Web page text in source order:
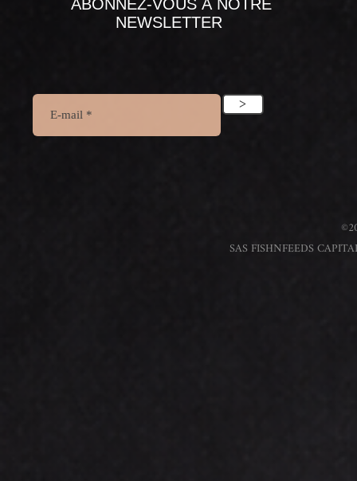
ABONNEZ-VOUS À NOTRE
NEWSLETTER
>
SAS FISHNFEEDS